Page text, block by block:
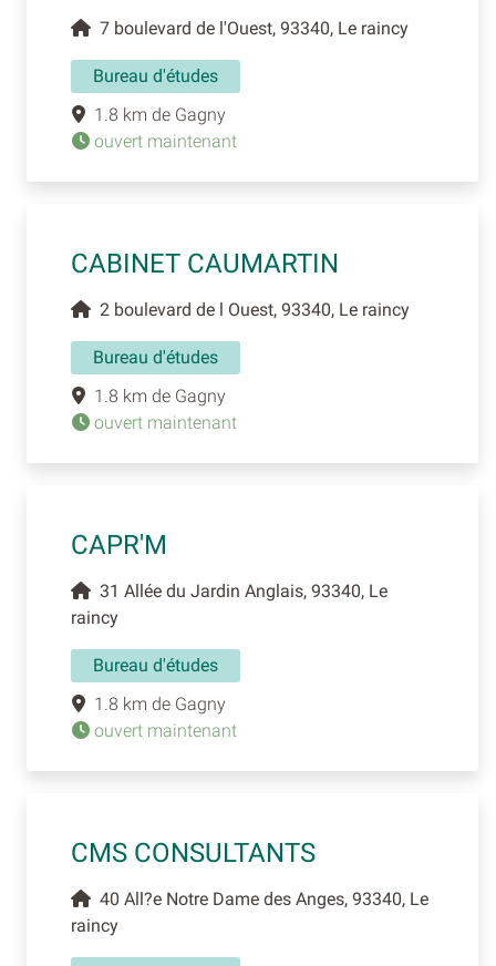
7 boulevard de l'Ouest, 93340, Le raincy
Bureau d'études
1.8 km de Gagny
ouvert maintenant
CABINET CAUMARTIN
2 boulevard de l Ouest, 93340, Le raincy
Bureau d'études
1.8 km de Gagny
ouvert maintenant
CAPR'M
31 Allée du Jardin Anglais, 93340, Le
raincy
Bureau d'études
1.8 km de Gagny
ouvert maintenant
CMS CONSULTANTS
40 All?e Notre Dame des Anges, 93340, Le
raincy